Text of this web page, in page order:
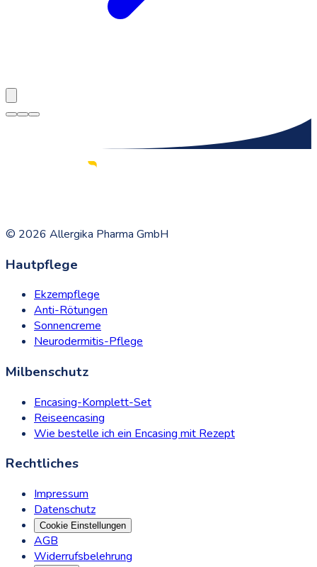
© 2026 Allergika Pharma GmbH
Hautpflege
Ekzempflege
Anti-Rötungen
Sonnencreme
Neurodermitis-Pflege
Milbenschutz
Encasing-Komplett-Set
Reiseencasing
Wie bestelle ich ein Encasing mit Rezept
Rechtliches
Impressum
Datenschutz
Cookie Einstellungen
AGB
Widerrufsbelehrung